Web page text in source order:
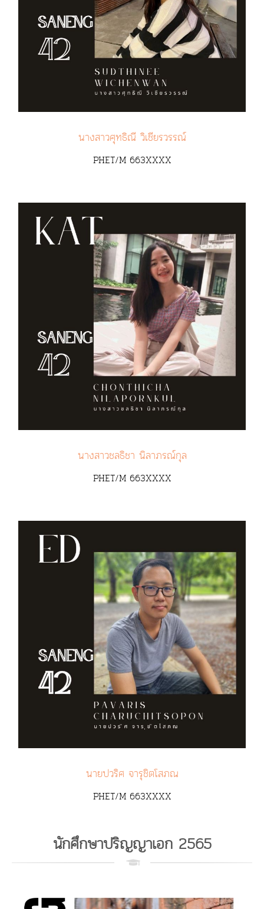
นางสาวศุทธิณี วิเชียรวรรณ์
PHET/M 663XXXX
นางสาวชลธิชา นิลาภรณ์กุล
PHET/M 663XXXX
นายปวริศ จารุชิตโสภณ
PHET/M 663XXXX
นักศึกษาปริญญาเอก 2565